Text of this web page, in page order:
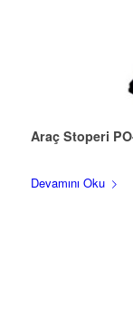
Araç Stoperi
Devamını Oku